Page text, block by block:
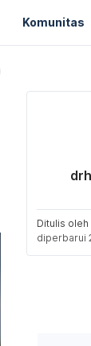
Komunitas
Ditulis oleh
diperbarui